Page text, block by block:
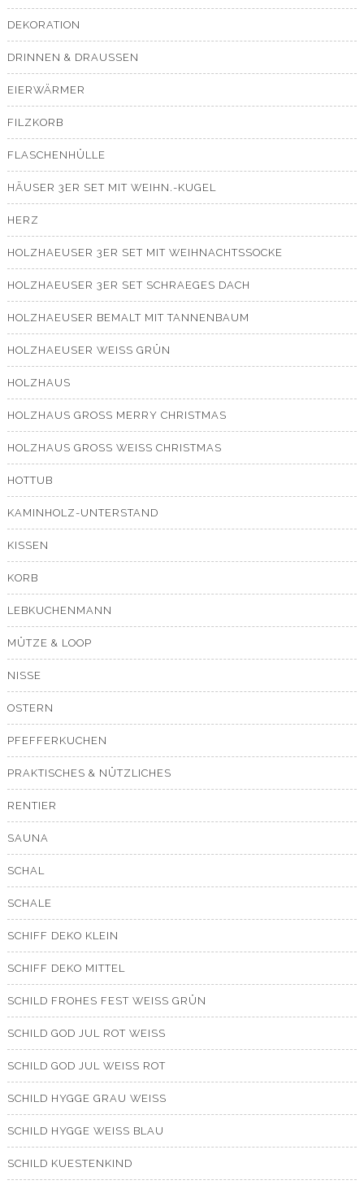
DEKORATION
DRINNEN & DRAUSSEN
EIERWÄRMER
FILZKORB
FLASCHENHÜLLE
HÄUSER 3ER SET MIT WEIHN.-KUGEL
HERZ
HOLZHAEUSER 3ER SET MIT WEIHNACHTSSOCKE
HOLZHAEUSER 3ER SET SCHRAEGES DACH
HOLZHAEUSER BEMALT MIT TANNENBAUM
HOLZHAEUSER WEISS GRÜN
HOLZHAUS
HOLZHAUS GROSS MERRY CHRISTMAS
HOLZHAUS GROSS WEISS CHRISTMAS
HOTTUB
KAMINHOLZ-UNTERSTAND
KISSEN
KORB
LEBKUCHENMANN
MÜTZE & LOOP
NISSE
OSTERN
PFEFFERKUCHEN
PRAKTISCHES & NÜTZLICHES
RENTIER
SAUNA
SCHAL
SCHALE
SCHIFF DEKO KLEIN
SCHIFF DEKO MITTEL
SCHILD FROHES FEST WEISS GRÜN
SCHILD GOD JUL ROT WEISS
SCHILD GOD JUL WEISS ROT
SCHILD HYGGE GRAU WEISS
SCHILD HYGGE WEISS BLAU
SCHILD KUESTENKIND